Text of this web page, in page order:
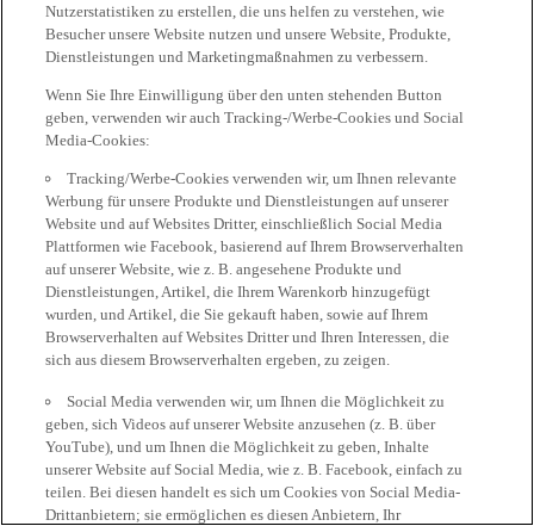
Nutzerstatistiken zu erstellen, die uns helfen zu verstehen, wie
Besucher unsere Website nutzen und unsere Website, Produkte,
Dienstleistungen und Marketingmaßnahmen zu verbessern.
Wenn Sie Ihre Einwilligung über den unten stehenden Button
geben, verwenden wir auch Tracking-/Werbe-Cookies und Social
Media-Cookies:
Tracking/Werbe-Cookies verwenden wir, um Ihnen relevante
Werbung für unsere Produkte und Dienstleistungen auf unserer
Website und auf Websites Dritter, einschließlich Social Media
Plattformen wie Facebook, basierend auf Ihrem Browserverhalten
auf unserer Website, wie z. B. angesehene Produkte und
Dienstleistungen, Artikel, die Ihrem Warenkorb hinzugefügt
wurden, und Artikel, die Sie gekauft haben, sowie auf Ihrem
Browserverhalten auf Websites Dritter und Ihren Interessen, die
sich aus diesem Browserverhalten ergeben, zu zeigen.
Social Media verwenden wir, um Ihnen die Möglichkeit zu
geben, sich Videos auf unserer Website anzusehen (z. B. über
YouTube), und um Ihnen die Möglichkeit zu geben, Inhalte
unserer Website auf Social Media, wie z. B. Facebook, einfach zu
teilen. Bei diesen handelt es sich um Cookies von Social Media-
Drittanbietern; sie ermöglichen es diesen Anbietern, Ihr